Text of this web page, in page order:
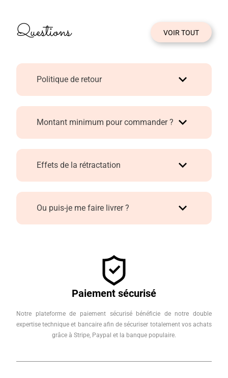
intemporel !
Questions VOIR TOUT
Politique de retour
Montant minimum pour commander ?
Effets de la rétractation
Ou puis-je me faire livrer ?
Paiement sécurisé
Notre plateforme de paiement sécurisé bénéficie de notre double
expertise technique et bancaire afin de sécuriser totalement vos achats
grâce à Stripe, Paypal et la banque populaire.